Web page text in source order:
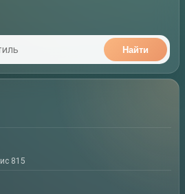
Найти
815